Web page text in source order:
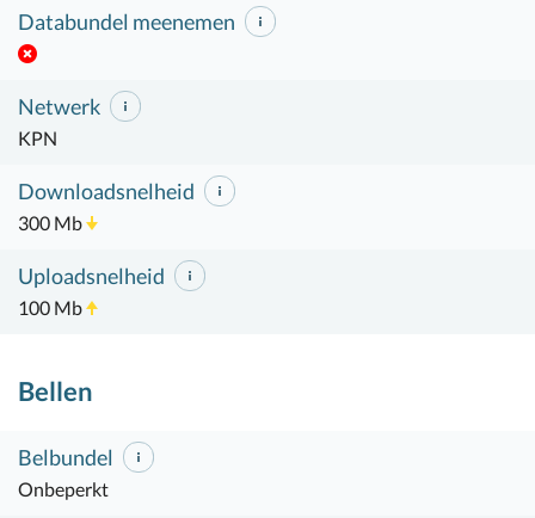
Databundel meenemen
Netwerk
KPN
Downloadsnelheid
300 Mb
Uploadsnelheid
100 Mb
Bellen
Belbundel
Onbeperkt